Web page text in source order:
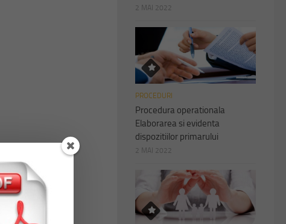
2 MAI 2022
PROCEDURI
Procedura operationala
Elaborarea si evidenta
dispozitiilor primarului
2 MAI 2022